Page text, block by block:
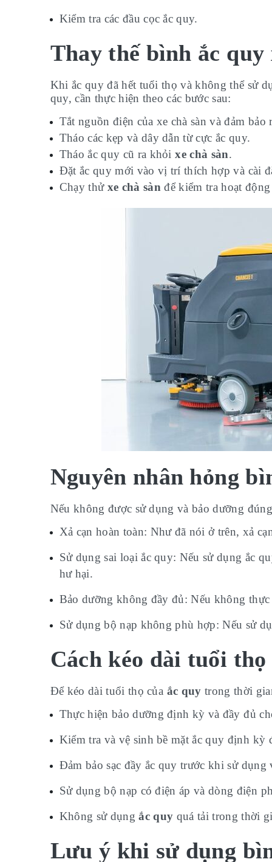
Kiểm tra các đầu cọc ắc quy.
Thay thế bình ắc quy
Khi ắc quy đã hết tuổi thọ và không thể sử
quy, cần thực hiện theo các bước sau:
Tắt nguồn điện của xe chà sàn và đảm
Tháo các kẹp và dây dẫn từ cực ắc quy.
Tháo ắc quy cũ ra khỏixe chà sàn.
Đặt ắc quy mới vào vị trí thích hợp và cài
Chạy thử xe chà sàn để kiểm tra hoạt
Nguyên nhân hỏng
Nếu không được sử dụng và bảo dưỡng
Xả cạn hoàn toàn: Như đã nói ở trên, xả
Sử dụng sai loại ắc quy: Nếu sử dụng ắc
hư hại.
Bảo dưỡng không đầy đủ: Nếu không
Sử dụng bộ nạp không phù hợp: Nếu sử
Cách kéo dài tuổi
Để kéo dài tuổi thọ của ắc quy trong thời
Thực hiện bảo dưỡng định kỳ và đầy đủ
Kiểm tra và vệ sinh bề mặt ắc quy định kỳ
Đảm bảo sạc đầy ắc quy trước khi sử
Sử dụng bộ nạp có điện áp và dòng điện
Không sử dụngắc quy quá tải trong thời
Lưu ý khi sử dụng